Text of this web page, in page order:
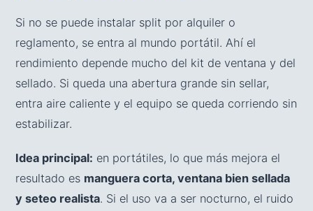
Si no se puede instalar split por alquiler o
reglamento, se entra al mundo portátil. Ahí el
rendimiento depende mucho del kit de ventana y del
sellado. Si queda una abertura grande sin sellar,
entra aire caliente y el equipo se queda corriendo sin
estabilizar.
Idea principal: en portátiles, lo que más mejora el
resultado es manguera corta, ventana bien sellada
y seteo realista. Si el uso va a ser nocturno, el ruido